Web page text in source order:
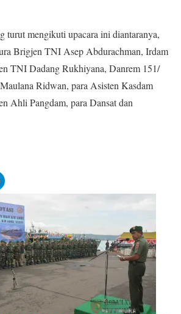
turut mengikuti upacara ini diantaranya,
Brigjen TNI Asep Abdurachman, Irdam
TNI Dadang Rukhiyana, Danrem 151/
Ridwan, para Asisten Kasdam
Ahli Pangdam, para Dansat dan